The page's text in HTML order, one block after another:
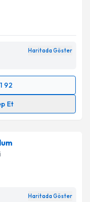
Haritada Göster
92
Et
bilgilendireceğiz.
Haritada Göster